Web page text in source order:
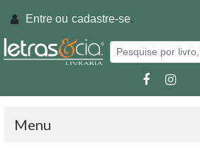
Entre ou cadastre-se.
Menu